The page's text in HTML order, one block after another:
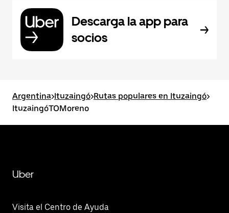
Descarga la app para
socios
Argentina>Ituzaingó>Rutas populares en Ituzaingó>
ItuzaingóTOMoreno
Uber
Visita el Centro de Ayuda